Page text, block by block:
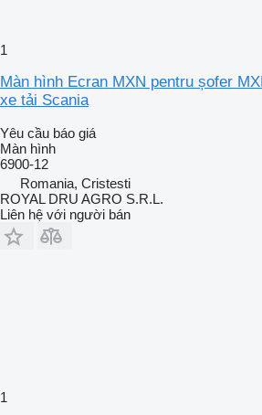
1
Màn hình Ecran MXN pentru șofer
xe tải Scania
Yêu cầu báo giá
Màn hình
6900-12
Romania, Cristesti
ROYAL DRU AGRO S.R.L.
Liên hệ với người bán
1